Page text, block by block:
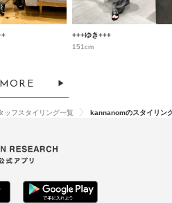
+++ゆき+++
151cm
MORE
ッフスタイリング一覧 kannanomのスタイリン